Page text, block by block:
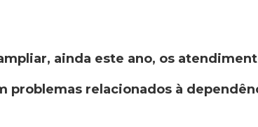
ainda este ano, os
problemas relacionados à